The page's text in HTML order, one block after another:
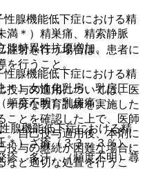
射を行う場合は、患者に
行うこと。
与の適用については、医
十分な教育訓練を実施した
ことを確認した上で、医師
。自己投与適用後、本剤に
投与の継続が困難な場合に
など適切な処置を行うこ
腺機能低下症における精
満＊）精巣痛、精索静脈
特異性抗原増加。
腺機能低下症における精
＊）女性化乳房、乳房圧
頻度不明）乳房痛。
腺機能低下症における精
＊）ざ瘡（３３．３％）、
疹、多汗、（頻度不明）蕁